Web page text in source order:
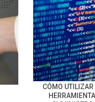
CÓMO UTILIZAR